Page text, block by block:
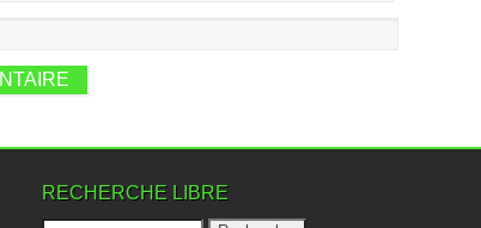
RECHERCHE LIBRE